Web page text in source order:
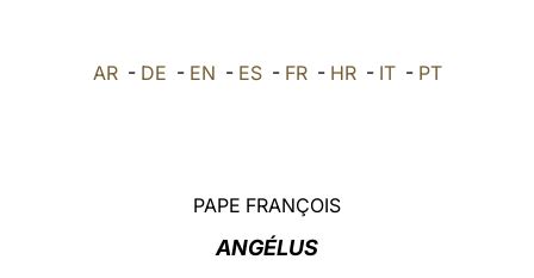
AR- DE - EN - ES- FR- HR- IT- PT
PAPE FRANÇOIS
ANGÉLUS